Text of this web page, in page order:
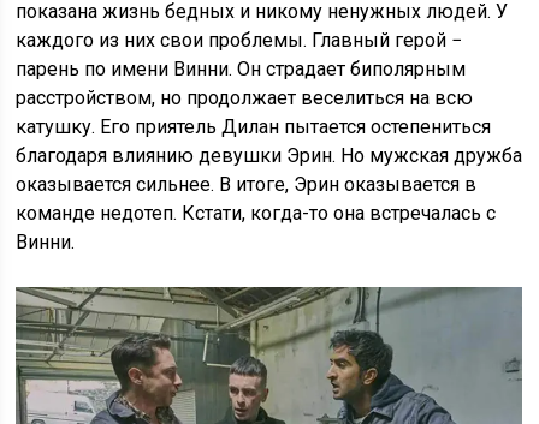
показана жизнь бедных и никому ненужных людей. У
каждого из них свои проблемы. Главный герой −
парень по имени Винни. Он страдает биполярным
расстройством, но продолжает веселиться на всю
катушку. Его приятель Дилан пытается остепениться
благодаря влиянию девушки Эрин. Но мужская дружба
оказывается сильнее. В итоге, Эрин оказывается в
команде недотеп. Кстати, когда-то она встречалась с
Винни.